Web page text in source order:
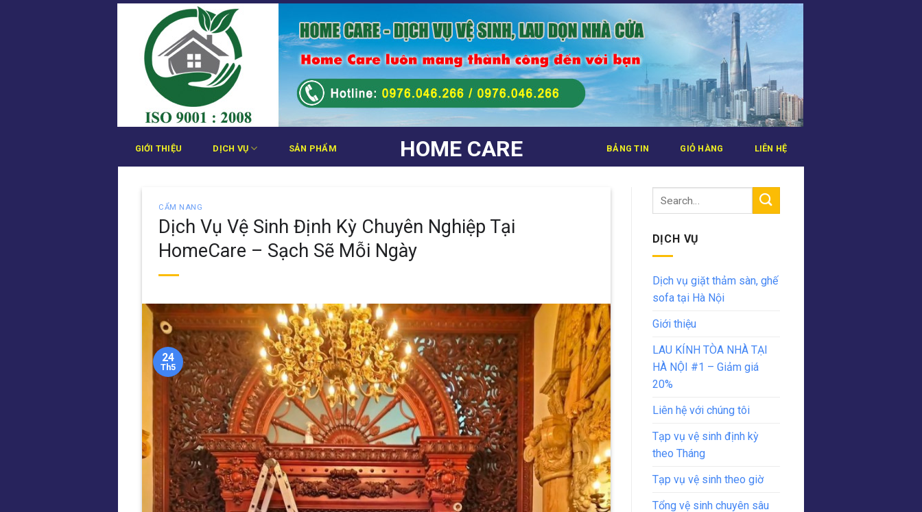
Bỏ
HOME CARE
GIỚI THIỆU DỊCH VỤ SẢN PHẨM BẢNG TIN GIỎ HÀNG LIÊN HỆ
CẨM NANG
Dịch Vụ Vệ Sinh Định Kỳ Chuyên Nghiệp Tại
HomeCare – Sạch Sẽ Mỗi Ngày
24
Th5
DỊCH VỤ
Dịch vụ giặt thảm sàn, ghế
sofa tại Hà Nội
Giới thiệu
LAU KÍNH TÒA NHÀ TẠI
HÀ NỘI #1 – Giảm giá
20%
Liên hệ với chúng tôi
Tạp vụ vệ sinh định kỳ
theo Tháng
Tạp vụ vệ sinh theo giờ
Tổng vệ sinh chuyên sâu